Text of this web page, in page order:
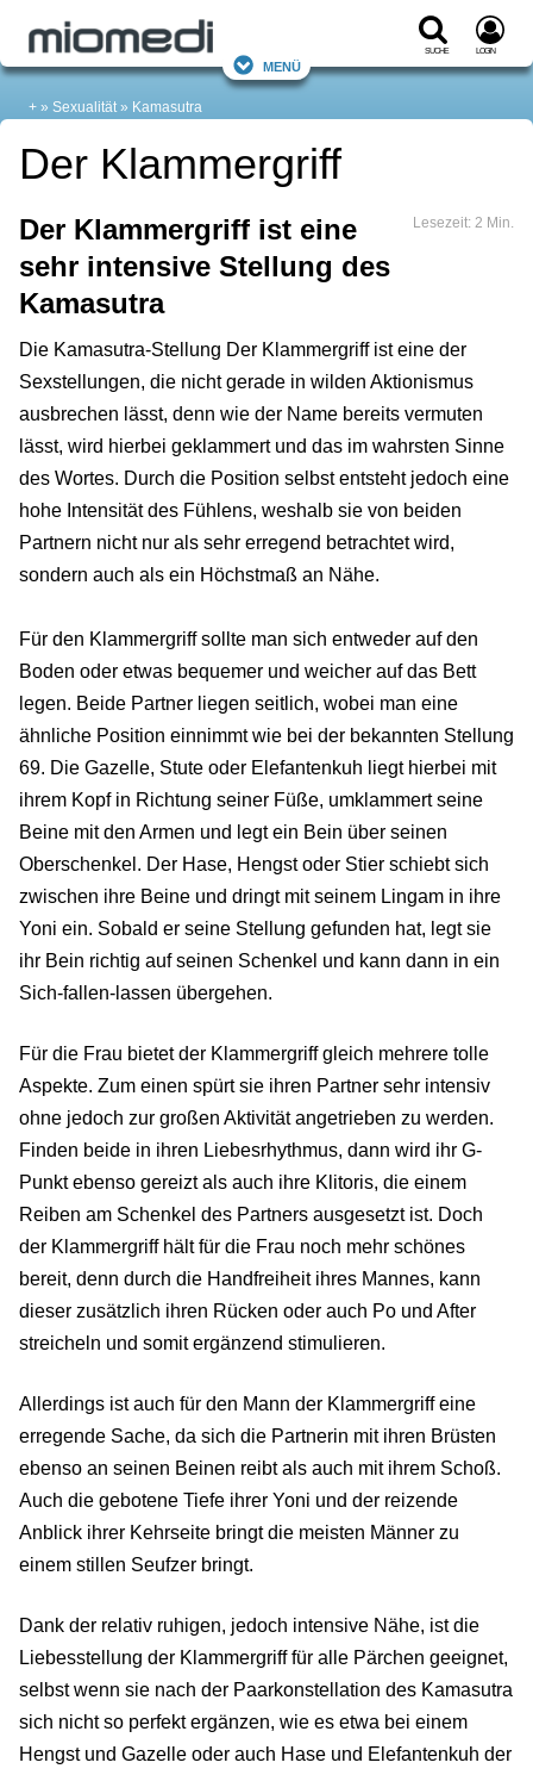
Suche Login
Menü
+ Sexualität Kamasutra
Der Klammergriff
Lesezeit: 2 Min.
Der Klammergriff ist eine
sehr intensive Stellung des
Kamasutra
Die Kamasutra-Stellung Der Klammergriff ist eine der
Sexstellungen, die nicht gerade in wilden Aktionismus
ausbrechen lässt, denn wie der Name bereits vermuten
lässt, wird hierbei geklammert und das im wahrsten Sinne
des Wortes. Durch die Position selbst entsteht jedoch eine
hohe Intensität des Fühlens, weshalb sie von beiden
Partnern nicht nur als sehr erregend betrachtet wird,
sondern auch als ein Höchstmaß an Nähe.
Für den Klammergriff sollte man sich entweder auf den
Boden oder etwas bequemer und weicher auf das Bett
legen. Beide Partner liegen seitlich, wobei man eine
ähnliche Position einnimmt wie bei der bekannten Stellung
69. Die Gazelle, Stute oder Elefantenkuh liegt hierbei mit
ihrem Kopf in Richtung seiner Füße, umklammert seine
Beine mit den Armen und legt ein Bein über seinen
Oberschenkel. Der Hase, Hengst oder Stier schiebt sich
zwischen ihre Beine und dringt mit seinem Lingam in ihre
Yoni ein. Sobald er seine Stellung gefunden hat, legt sie
ihr Bein richtig auf seinen Schenkel und kann dann in ein
Sich-fallen-lassen übergehen.
Für die Frau bietet der Klammergriff gleich mehrere tolle
Aspekte. Zum einen spürt sie ihren Partner sehr intensiv
ohne jedoch zur großen Aktivität angetrieben zu werden.
Finden beide in ihren Liebesrhythmus, dann wird ihr G-
Punkt ebenso gereizt als auch ihre Klitoris, die einem
Reiben am Schenkel des Partners ausgesetzt ist. Doch
der Klammergriff hält für die Frau noch mehr schönes
bereit, denn durch die Handfreiheit ihres Mannes, kann
dieser zusätzlich ihren Rücken oder auch Po und After
streicheln und somit ergänzend stimulieren.
Allerdings ist auch für den Mann der Klammergriff eine
erregende Sache, da sich die Partnerin mit ihren Brüsten
ebenso an seinen Beinen reibt als auch mit ihrem Schoß.
Auch die gebotene Tiefe ihrer Yoni und der reizende
Anblick ihrer Kehrseite bringt die meisten Männer zu
einem stillen Seufzer bringt.
Dank der relativ ruhigen, jedoch intensive Nähe, ist die
Liebesstellung der Klammergriff für alle Pärchen geeignet,
selbst wenn sie nach der Paarkonstellation des Kamasutra
sich nicht so perfekt ergänzen, wie es etwa bei einem
Hengst und Gazelle oder auch Hase und Elefantenkuh der